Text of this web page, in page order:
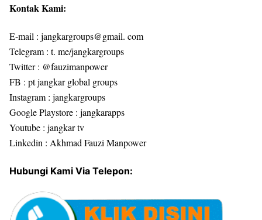
Kontak Kami:
E-mail : jangkargroups@gmail. com
Telegram : t. me/jangkargroups
Twitter : @fauzimanpower
FB : pt jangkar global groups
Instagram : jangkargroups
Google Playstore : jangkarapps
Youtube : jangkar tv
Linkedin : Akhmad Fauzi Manpower
Hubungi Kami Via Telepon: